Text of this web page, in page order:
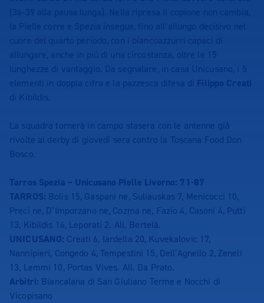
lunghezze di vantaggio. Da segnalare, in casa Unicusano, i 5
elementi in doppia cifra e la pazzesca difesa di Filippo Creati
di Kibildis.
La squadra tornerà in campo stasera con le antenne già
rivolte al derby di giovedì sera contro la Toscana Food Don
Bosco.
Tarros Spezia – Unicusano Pielle Livorno: 71-87
TARROS: Bolis 15, Gaspani ne, Suliauskas 7, Menicocci 10,
Preci ne, D’Imporzano ne, Cozma ne, Fazio 4, Casoni 4, Putti
13, Kibildis 16, Leporati 2. All. Bertelà.
UNICUSANO: Creati 6, Iardella 20, Kuvekalovic 17,
Nannipieri, Congedo 4, Tempestini 15, Dell’Agnello 2, Zeneli
13, Lemmi 10, Portas Vives. All. Da Prato.
Arbitri: Biancalana di San Giuliano Terme e Nocchi di
Vicopisano